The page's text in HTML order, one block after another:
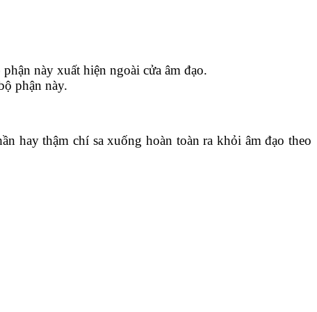
này xuất hiện ngoài cửa âm đạo.
phận này.
hay thậm chí sa xuống hoàn toàn ra khỏi âm đạo theo